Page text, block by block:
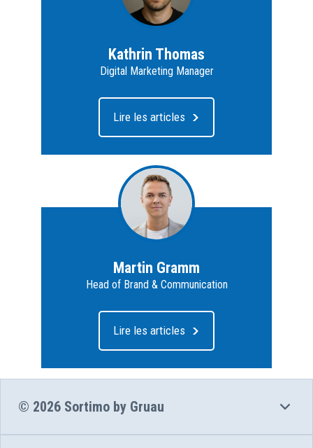
Kathrin Thomas
Digital Marketing Manager
Lire les articles
Martin Gramm
Head of Brand & Communication
Lire les articles
© 2026 Sortimo by Gruau